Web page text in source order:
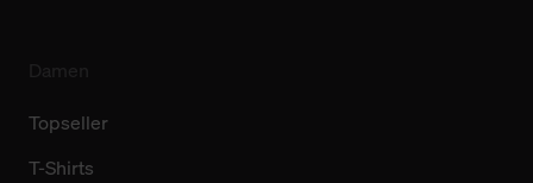
Topseller
T-Shirts